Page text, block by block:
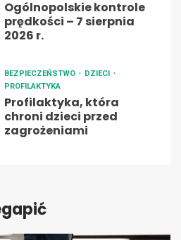
Ogólnopolskie kontrole
prędkości – 7 sierpnia
2026 r.
BEZPIECZEŃSTWO
DZIECI
PROFILAKTYKA
Profilaktyka, która
chroni dzieci przed
zagrożeniami